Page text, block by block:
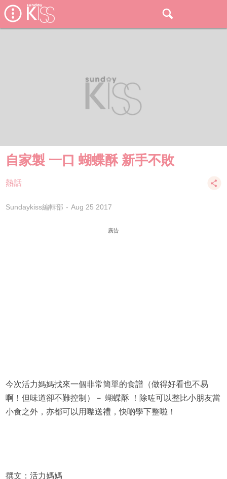
自家製 一口 蝴蝶酥 新手不敗
熱話
Sundaykiss編輯部 Aug 25 2017
廣告
今次活力媽媽找來一個非常簡單的食譜（做得好看也不易
啊！但味道卻不難控制）－ 蝴蝶酥 ！除咗可以整比小朋友當
小食之外，亦都可以用嚟送禮，快啲學下整啦！
撰文：活力媽媽